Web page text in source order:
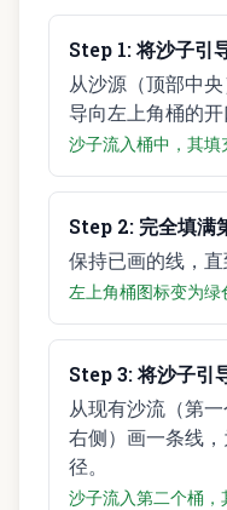
Step 1:将沙子引
从沙源（顶部中
导向左上角桶的开
沙子流入桶中，其填
Step 2: 完全填满
保持已画的线，直
左上角桶图标变为绿
Step3:将沙子引
从现有沙流（第
右侧）画一条线
径。
沙子流入第二个桶，